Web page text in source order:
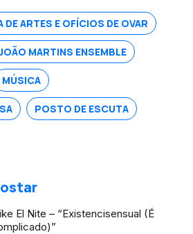
DE ARTES E OFÍCIOS DE OVAR
MARTINS ENSEMBLE
MÚSICA
POSTO DE ESCUTA
El Nite – “Existencisensual (É